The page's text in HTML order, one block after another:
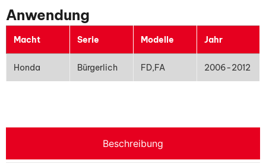
Anwendung
Macht Serie Modelle Jahr
Honda Bürgerlich FD,FA 2006-2012
Beschreibung